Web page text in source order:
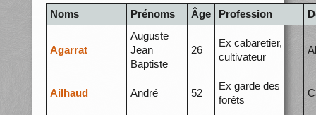
Noms Prénoms Âge Profession
Agarrat
Auguste
Jean
Baptiste
26
Ex cabaretier,
cultivateur
Ailhaud André 52
Ex garde des
forêts